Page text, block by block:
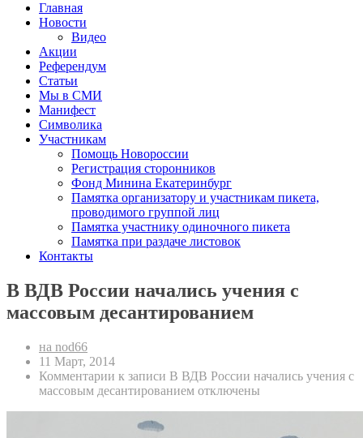
Главная
Новости
Видео
Акции
Референдум
Статьи
Мы в СМИ
Манифест
Символика
Участникам
Помощь Новороссии
Регистрация сторонников
Фонд Минина Екатеринбург
Памятка организатору и участникам пикета,
проводимого группой лиц
Памятка участнику одиночного пикета
Памятка при раздаче листовок
Контакты
В ВДВ России начались учения с
массовым десантированием
на nod66
11 Март, 2014
Комментарии к записи В ВДВ России начались учения с
массовым десантированием отключены